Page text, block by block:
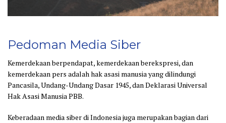
Pedoman Media Siber
Kemerdekaan berpendapat, kemerdekaan berekspresi, dan
kemerdekaan pers adalah hak asasi manusia yang dilindungi
Pancasila, Undang-Undang Dasar 1945, dan Deklarasi Universal
Hak Asasi Manusia PBB.
Keberadaan media siber di Indonesia juga merupakan bagian dari